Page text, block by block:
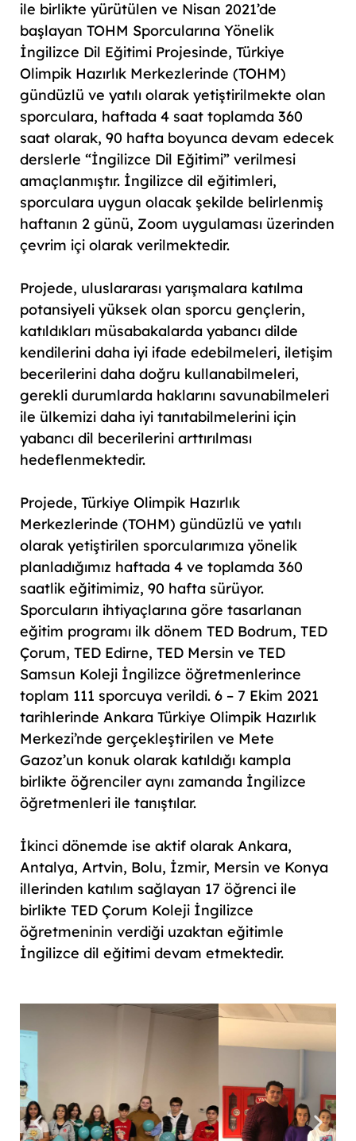
ile birlikte yürütülen ve Nisan 2021’de
başlayan TOHM Sporcularına Yönelik
İngilizce Dil Eğitimi Projesinde, Türkiye
Olimpik Hazırlık Merkezlerinde (TOHM)
gündüzlü ve yatılı olarak yetiştirilmekte olan
sporculara, haftada 4 saat toplamda 360
saat olarak, 90 hafta boyunca devam edecek
derslerle “İngilizce Dil Eğitimi” verilmesi
amaçlanmıştır. İngilizce dil eğitimleri,
sporculara uygun olacak şekilde belirlenmiş
haftanın 2 günü, Zoom uygulaması üzerinden
çevrim içi olarak verilmektedir.
Projede, uluslararası yarışmalara katılma
potansiyeli yüksek olan sporcu gençlerin,
katıldıkları müsabakalarda yabancı dilde
kendilerini daha iyi ifade edebilmeleri, iletişim
becerilerini daha doğru kullanabilmeleri,
gerekli durumlarda haklarını savunabilmeleri
ile ülkemizi daha iyi tanıtabilmelerini için
yabancı dil becerilerini arttırılması
hedeflenmektedir.
Projede, Türkiye Olimpik Hazırlık
Merkezlerinde (TOHM) gündüzlü ve yatılı
olarak yetiştirilen sporcularımıza yönelik
planladığımız haftada 4 ve toplamda 360
saatlik eğitimimiz, 90 hafta sürüyor.
Sporcuların ihtiyaçlarına göre tasarlanan
eğitim programı ilk dönem TED Bodrum, TED
Çorum, TED Edirne, TED Mersin ve TED
Samsun Koleji İngilizce öğretmenlerince
toplam 111 sporcuya verildi. 6 – 7 Ekim 2021
tarihlerinde Ankara Türkiye Olimpik Hazırlık
Merkezi’nde gerçekleştirilen ve Mete
Gazoz’un konuk olarak katıldığı kampla
birlikte öğrenciler aynı zamanda İngilizce
öğretmenleri ile tanıştılar.
İkinci dönemde ise aktif olarak Ankara,
Antalya, Artvin, Bolu, İzmir, Mersin ve Konya
illerinden katılım sağlayan 17 öğrenci ile
birlikte TED Çorum Koleji İngilizce
öğretmeninin verdiği uzaktan eğitimle
İngilizce dil eğitimi devam etmektedir.